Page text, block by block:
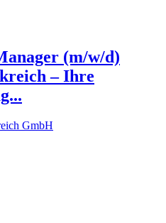
(m/w/d)
– Ihre
GmbH